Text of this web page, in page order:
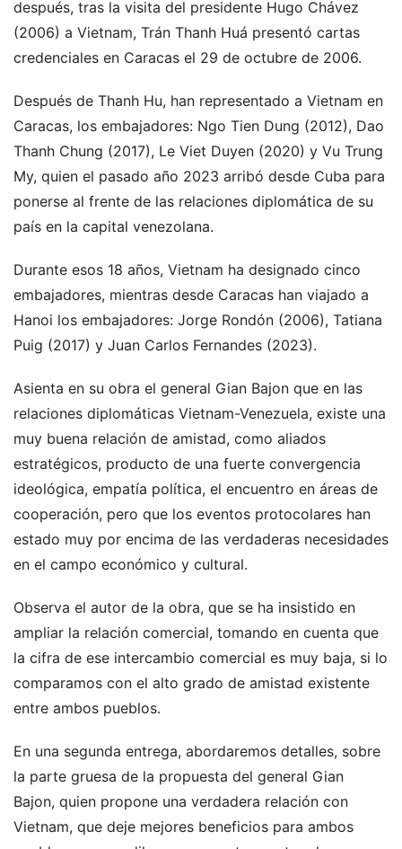
después, tras la visita del presidente Hugo Chávez
(2006) a Vietnam, Trán Thanh Huá presentó cartas
credenciales en Caracas el 29 de octubre de 2006.
Después de Thanh Hu, han representado a Vietnam en
Caracas, los embajadores: Ngo Tien Dung (2012), Dao
Thanh Chung (2017), Le Viet Duyen (2020) y Vu Trung
My, quien el pasado año 2023 arribó desde Cuba para
ponerse al frente de las relaciones diplomática de su
país en la capital venezolana.
Durante esos 18 años, Vietnam ha designado cinco
embajadores, mientras desde Caracas han viajado a
Hanoi los embajadores: Jorge Rondón (2006), Tatiana
Puig (2017) y Juan Carlos Fernandes (2023).
Asienta en su obra el general Gian Bajon que en las
relaciones diplomáticas Vietnam-Venezuela, existe una
muy buena relación de amistad, como aliados
estratégicos, producto de una fuerte convergencia
ideológica, empatía política, el encuentro en áreas de
cooperación, pero que los eventos protocolares han
estado muy por encima de las verdaderas necesidades
en el campo económico y cultural.
Observa el autor de la obra, que se ha insistido en
ampliar la relación comercial, tomando en cuenta que
la cifra de ese intercambio comercial es muy baja, si lo
comparamos con el alto grado de amistad existente
entre ambos pueblos.
En una segunda entrega, abordaremos detalles, sobre
la parte gruesa de la propuesta del general Gian
Bajon, quien propone una verdadera relación con
Vietnam, que deje mejores beneficios para ambos